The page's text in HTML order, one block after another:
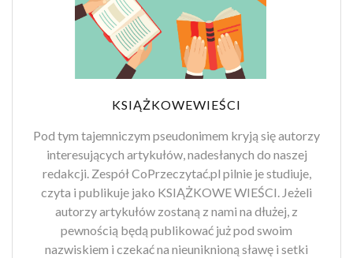
KSIĄŻKOWEWIEŚCI
Pod tym tajemniczym pseudonimem kryją się autorzy
interesujących artykułów, nadesłanych do naszej
redakcji. Zespół CoPrzeczytać.pl pilnie je studiuje,
czyta i publikuje jako KSIĄŻKOWE WIEŚCI. Jeżeli
autorzy artykułów zostaną z nami na dłużej, z
pewnością będą publikować już pod swoim
nazwiskiem i czekać na nieuniknioną sławę i setki